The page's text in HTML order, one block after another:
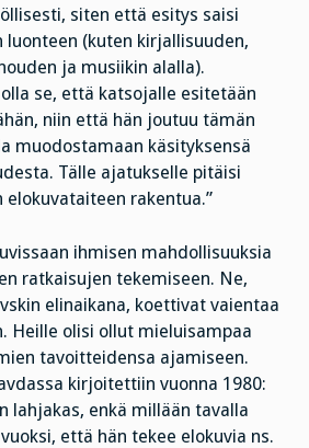
siten että esitys saisi
luonteen (kuten kirjallisuuden,
ja musiikin alalla).
se, että katsojalle esitetään
niin että hän joutuu tämän
muodostamaan käsityksensä
Tälle ajatukselle pitäisi
elokuvataiteen rakentua.”
ihmisen mahdollisuuksia
ratkaisujen tekemiseen. Ne,
elinaikana, koettivat vaientaa
Heille olisi ollut mieluisampaa
tavoitteidensa ajamiseen.
kirjoitettiin vuonna 1980:
lahjakas, enkä millään tavalla
että hän tekee elokuvia ns.